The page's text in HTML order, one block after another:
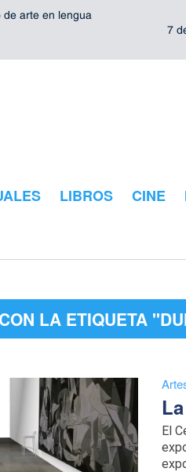
arte en lengua
7
LIBROS CINE
LA ETIQUETA
El